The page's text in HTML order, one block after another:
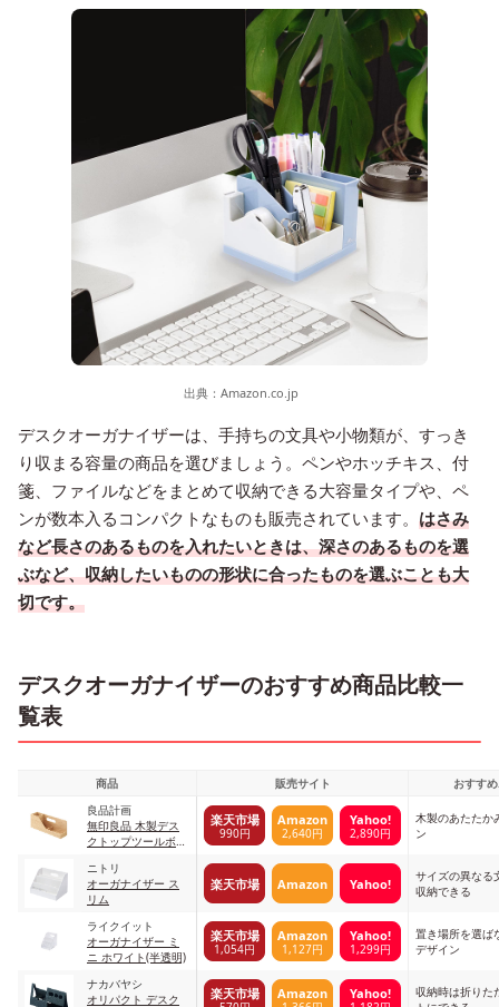
出典： Amazon.co.jp
デスクオーガナイザーは、手持ちの文具や小物類が、すっき
り収まる容量の商品を選びましょう。ペンやホッチキス、付
箋、ファイルなどをまとめて収納できる大容量タイプや、ペ
ンが数本入るコンパクトなものも販売されています。 はさみ
など長さのあるものを入れたいときは、深さのあるものを選
ぶなど、収納したいものの形状に合ったものを選ぶことも大
切です。
デスクオーガナイザーのおすすめ商品比較一
覧表
商品 販売サイト
おすす
良品計画
無印良品 木製デス
クトップツールボッ
楽天市場
990円
Amazon
2,640円
Yahoo!
2,890円
木製のあたたか
ン
ニトリ
オーガナイザー ス
リム
楽天市場 Amazon Yahoo!
サイズの異なる
収納できる
ライクイット
オーガナイザー ミ
ニ ホワイト(半透明)
楽天市場
1,054円
Amazon
1,127円
Yahoo!
1,299円
置き場所を選ば
デザイン
ナカバヤシ
オリパクト デスク
楽天市場 Amazon Yahoo!
収納時は折りた